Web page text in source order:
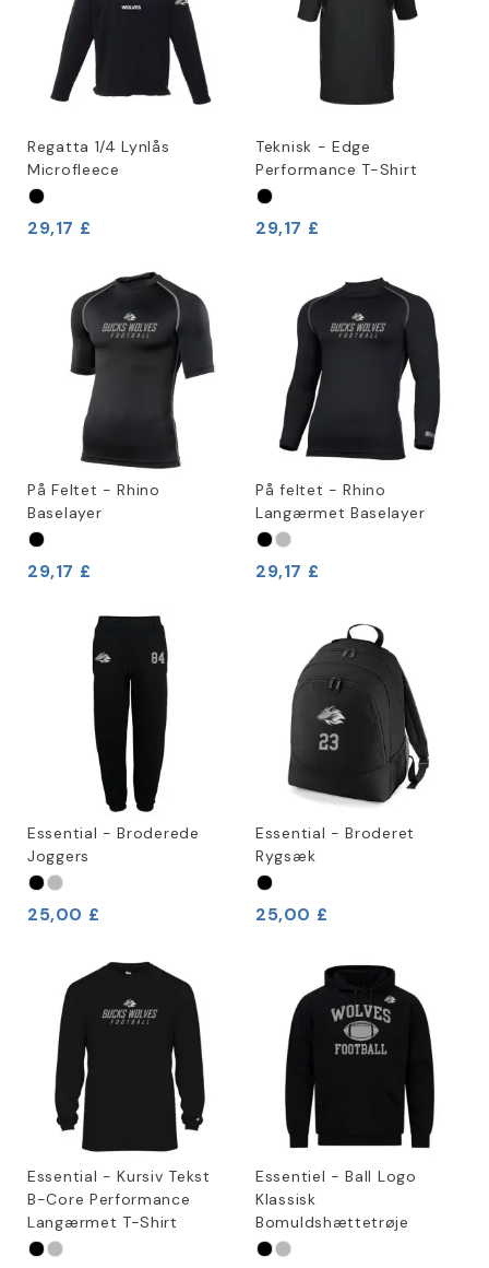
Regatta 1/4 Lynlås
Microfleece
29,17 £
Teknisk - Edge
Performance T-Shirt
29,17 £
På Feltet - Rhino
Baselayer
29,17 £
På feltet - Rhino
Langærmet Baselayer
29,17 £
Essential - Broderede
Joggers
25,00 £
Essential - Broderet
Rygsæk
25,00 £
Essential - Kursiv Tekst
B-Core Performance
Langærmet T-Shirt
Essentiel - Ball Logo
Klassisk
Bomuldshættetrøje